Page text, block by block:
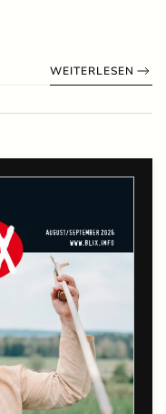
WEITERLESEN